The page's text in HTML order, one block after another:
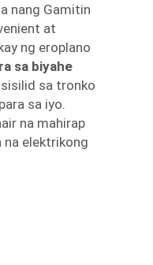
nang Gamitin
at
ng eroplano
sa biyahe
sa tronko
sa iyo.
na mahirap
na elektrikong